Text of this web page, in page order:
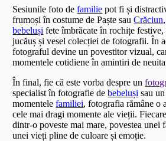
Sesiunile foto defamilie pot fi și
frumoși în costume de Paște sauCrăciun
bebeluși fete îmbrăcate în rochițe festive,
jucăuș și vesel colecției de fotografii. În
fotograful devine un povestitor vizual,
momentele cotidiene în amintiri de
În final, fie că este vorba despre un
specialist în fotografie debebeluși sau
momentelefamiliei, fotografia rămâne o
cele mai dragi momente ale vieții.
dintr-o poveste mai mare, povestea unei
unei vieți pline de culoare și emoție.